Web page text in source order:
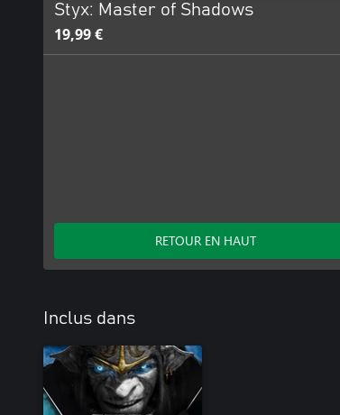
Styx: Master of Shadows
19,99 €
RETOUR EN HAUT
Inclus dans